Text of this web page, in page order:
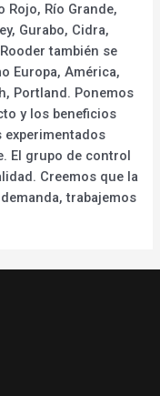
Rojo, Río Grande,
Gurabo, Cidra,
también se
Europa, América,
Portland. Ponemos
y los beneficios
experimentados
El grupo de control
Creemos que la
trabajemos